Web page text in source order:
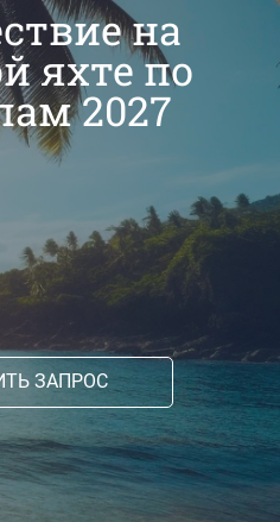
на
яхте по
2027
ЗАПРОС